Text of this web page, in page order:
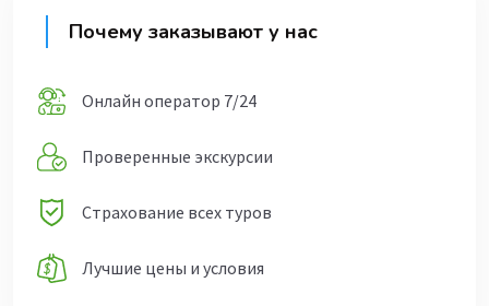
Почему заказывают у нас
Онлайн оператор 7/24
Проверенные экскурсии
Страхование всех туров
Лучшие цены и условия